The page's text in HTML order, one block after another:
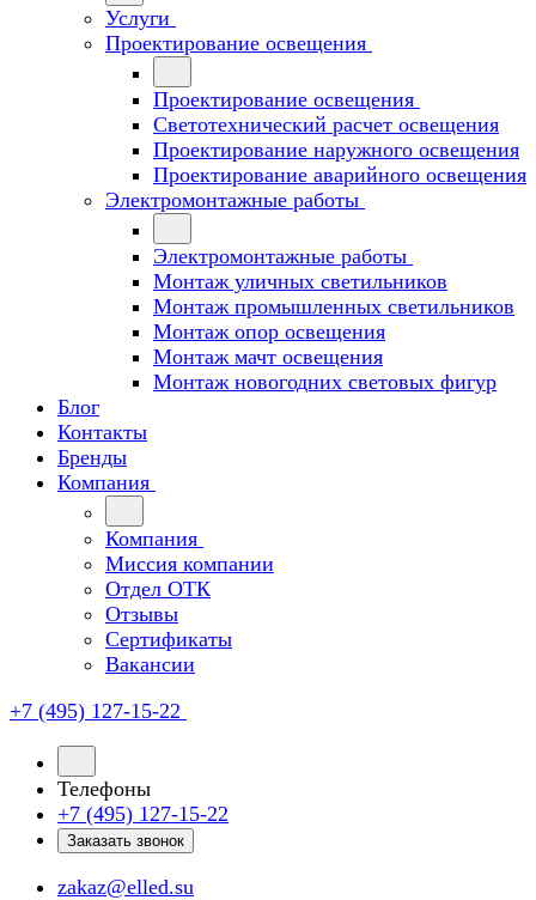
Услуги
Проектирование освещения
Проектирование освещения
Светотехнический расчет освещения
Проектирование наружного освещения
Проектирование аварийного освещения
Электромонтажные работы
Электромонтажные работы
Монтаж уличных светильников
Монтаж промышленных светильников
Монтаж опор освещения
Монтаж мачт освещения
Монтаж новогодних световых фигур
Блог
Контакты
Бренды
Компания
Компания
Миссия компании
Отдел ОТК
Отзывы
Сертификаты
Вакансии
+7 (495) 127-15-22
Телефоны
+7 (495) 127-15-22
Заказать звонок
zakaz@elled.su